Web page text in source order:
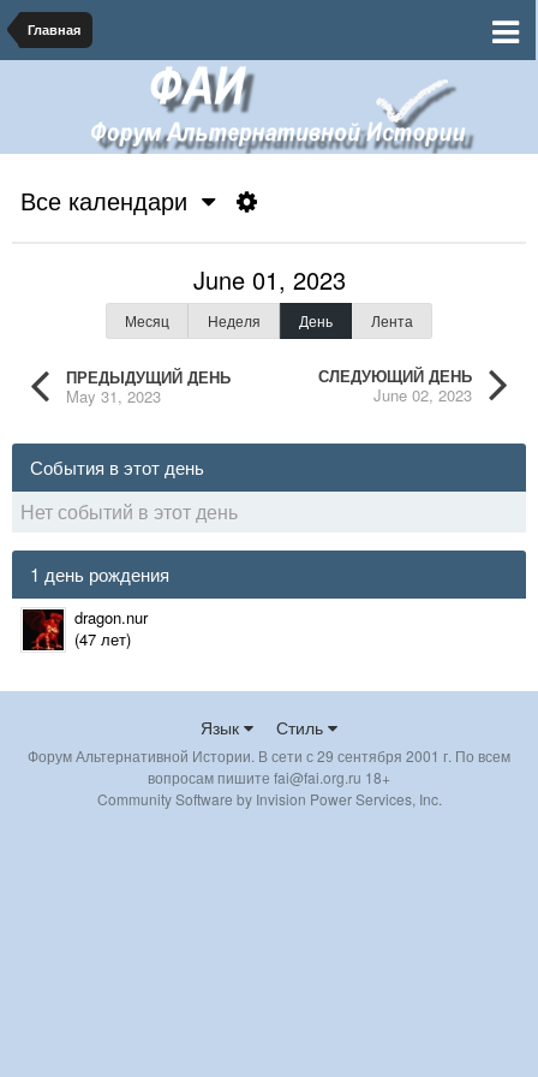
Главная
Все календари
ПРЕДЫДУЩИЙ ДЕНЬ
May 31, 2023
June 01, 2023
Месяц Неделя День Лента
СЛЕДУЮЩИЙ ДЕНЬ
June 02, 2023
События в этот день
Нет событий в этот день
1 день рождения
dragon.nur
(47 лет)
Язык Стиль
Форум Альтернативной Истории. В сети с 29 сентября 2001 г. По всем
вопросам пишите fai@fai.org.ru 18+
Community Software by Invision Power Services, Inc.